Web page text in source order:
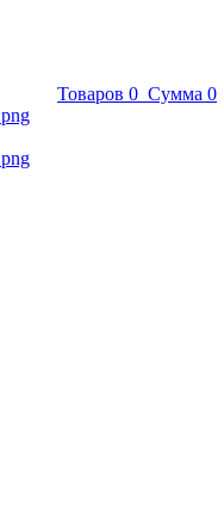
Товаров 0 Сумма 0